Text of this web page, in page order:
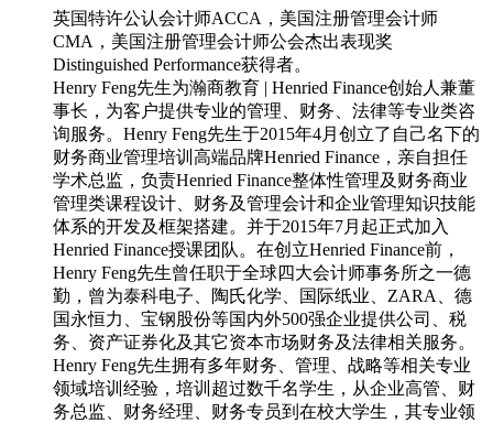
英国特许公认会计师ACCA，美国注册管理会计师
CMA，美国注册管理会计师公会杰出表现奖
Distinguished Performance获得者。
Henry Feng先生为瀚商教育 | Henried Finance创始人兼董
事长，为客户提供专业的管理、财务、法律等专业类咨
询服务。Henry Feng先生于2015年4月创立了自己名下的
财务商业管理培训高端品牌Henried Finance，亲自担任
学术总监，负责Henried Finance整体性管理及财务商业
管理类课程设计、财务及管理会计和企业管理知识技能
体系的开发及框架搭建。并于2015年7月起正式加入
Henried Finance授课团队。在创立Henried Finance前，
Henry Feng先生曾任职于全球四大会计师事务所之一德
勤，曾为泰科电子、陶氏化学、国际纸业、ZARA、德
国永恒力、宝钢股份等国内外500强企业提供公司、税
务、资产证券化及其它资本市场财务及法律相关服务。
Henry Feng先生拥有多年财务、管理、战略等相关专业
领域培训经验，培训超过数千名学生，从企业高管、财
务总监、财务经理、财务专员到在校大学生，其专业领